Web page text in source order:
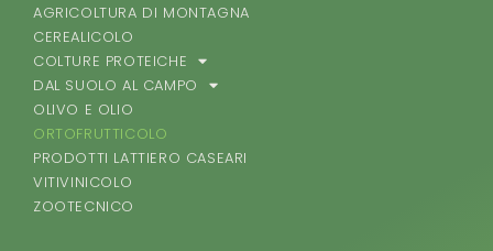
AGRICOLTURA DI MONTAGNA
CEREALICOLO
COLTURE PROTEICHE
DAL SUOLO AL CAMPO
OLIVO E OLIO
ORTOFRUTTICOLO
PRODOTTI LATTIERO CASEARI
VITIVINICOLO
ZOOTECNICO